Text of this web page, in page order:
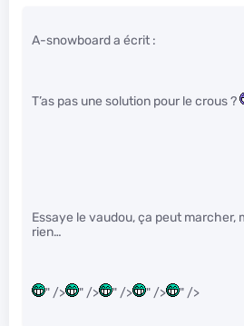
A-snowboard a écrit :
T’as pas une solution pour le crous ?
Essaye le vaudou, ça peut marcher,
rien…
" /> " /> " /> " /> " />